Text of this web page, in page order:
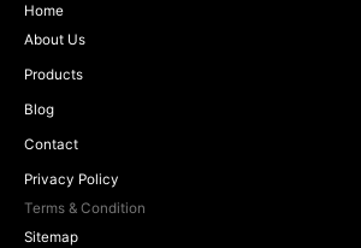
Home
About Us
Products
Blog
Contact
Privacy Policy
Terms & Condition
Sitemap